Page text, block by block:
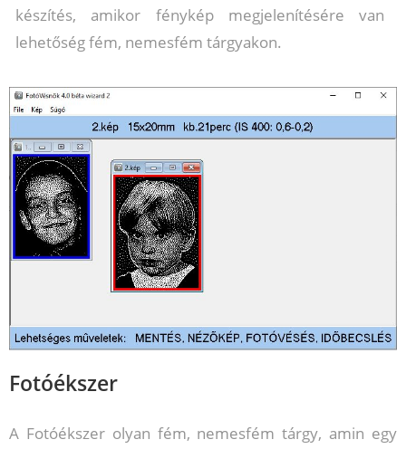
készítés, amikor fénykép megjelenítésére van
lehetőség fém, nemesfém tárgyakon.
Fotóékszer
A Fotóékszer olyan fém, nemesfém tárgy, amin egy